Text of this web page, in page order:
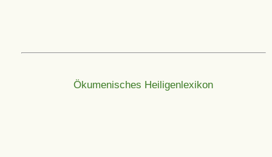
Ökumenisches Heiligenlexikon